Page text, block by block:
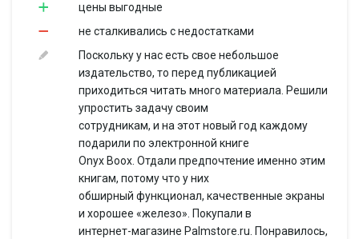
цены выгодные
не сталкивались с недостатками
Поскольку у нас есть свое небольшое
издательство, то перед публикацией
приходиться читать много материала. Решили
упростить задачу своим
сотрудникам, и на этот новый год каждому
подарили по электронной книге
Onyx Boox. Отдали предпочтение именно этим
книгам, потому что у них
обширный функционал, качественные экраны
и хорошее «железо». Покупали в
интернет-магазине Palmstore.ru. Понравилось,